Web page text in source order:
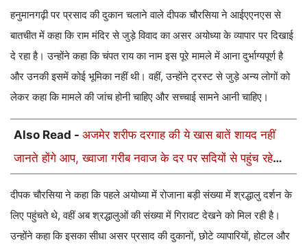
हनुमानगढ़ी पर प्रसाद की दुकान चलाने वाले दीपक चौरसिया ने आईएएनएस से
बातचीत में कहा कि राम मंदिर से जुड़े विवाद का असर अयोध्या के व्यापार पर दिखाई
दे रहा है। उन्होंने कहा कि चंपत राय का नाम इस पूरे मामले में आना दुर्भाग्यपूर्ण है
और उनकी इसमें कोई भूमिका नहीं थी। वहीं, उन्होंने ट्रस्ट से जुड़े अन्य लोगों को
लेकर कहा कि मामले की जांच होनी चाहिए और सच्चाई सामने आनी चाहिए।
Also Read - अजमेर शरीफ दरगाह की ये खास बातें शायद नहीं
जानते होंगे आप, ख्वाजा गरीब नवाज के दर पर सदियों से पहुंच रहे
दीपक चौरसिया ने कहा कि पहले अयोध्या में रोजाना बड़ी संख्या में श्रद्धालु दर्शन के
लिए पहुंचते थे, वहीं अब श्रद्धालुओं की संख्या में गिरावट देखने को मिल रही है।
उन्होंने कहा कि इसका सीधा असर प्रसाद की दुकानों, छोटे व्यापारियों, होटल और